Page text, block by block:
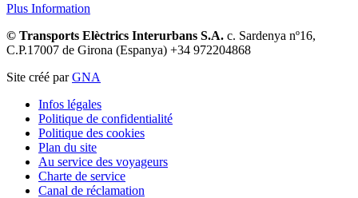
Plus Information
© Transports Elèctrics Interurbans S.A. c. Sardenya nº16,
C.P.17007 de Girona (Espanya) +34 972204868
Site créé parGNA
Infos légales
Politique de confidentialité
Politique des cookies
Plan du site
Au service des voyageurs
Charte de service
Canal de réclamation